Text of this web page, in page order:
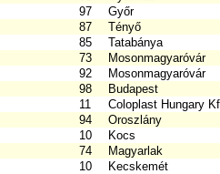
97
Győr
87
Tényő
85
Tatabánya
73
Mosonmagyaróvár
92
Mosonmagyaróvár
98
Budapest
11
Coloplast Hungary
94
Oroszlány
10
Kocs
74
Magyarlak
10
Kecskemét